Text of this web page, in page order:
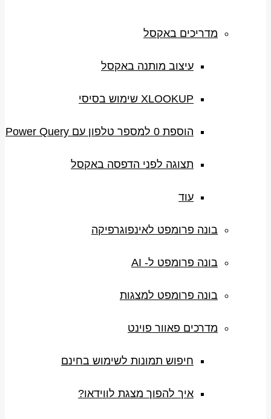
מדריכים באקסל
עיצוב מותנה באקסל
XLOOKUP שימוש בסיסי
הוספת 0 למספר טלפון עם Power Query
תצוגה לפני הדפסה באקסל
עוד
בונה פרומפט לאינפוגרפיקה
בונה פרומפט ל- AI
בונה פרומפט למצגות
מדרכים פאוור פוינט
חיפוש תמונות לשימוש בחינם
איך להפוך מצגת לווידאו?